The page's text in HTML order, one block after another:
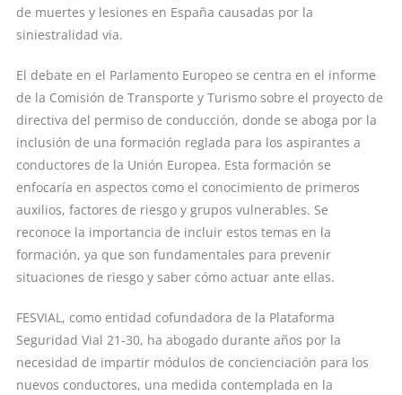
de muertes y lesiones en España causadas por la
siniestralidad via.
El debate en el Parlamento Europeo se centra en el informe
de la Comisión de Transporte y Turismo sobre el proyecto de
directiva del permiso de conducción, donde se aboga por la
inclusión de una formación reglada para los aspirantes a
conductores de la Unión Europea. Esta formación se
enfocaría en aspectos como el conocimiento de primeros
auxilios, factores de riesgo y grupos vulnerables. Se
reconoce la importancia de incluir estos temas en la
formación, ya que son fundamentales para prevenir
situaciones de riesgo y saber cómo actuar ante ellas.
FESVIAL, como entidad cofundadora de la Plataforma
Seguridad Vial 21-30, ha abogado durante años por la
necesidad de impartir módulos de concienciación para los
nuevos conductores, una medida contemplada en la